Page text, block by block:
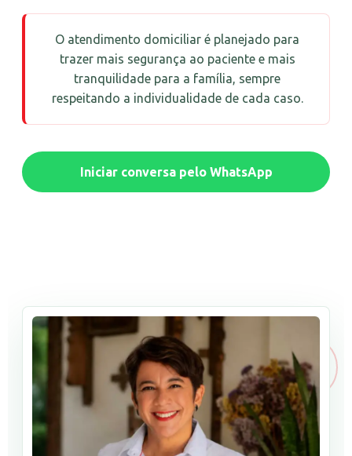
O atendimento domiciliar é planejado para
trazer mais segurança ao paciente e mais
tranquilidade para a família, sempre
respeitando a individualidade de cada caso.
Iniciar conversa pelo WhatsApp